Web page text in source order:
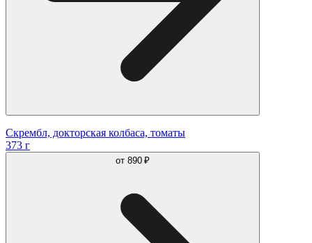
Скрембл, докторская колбаса, томаты
373 г
от 890 ₽